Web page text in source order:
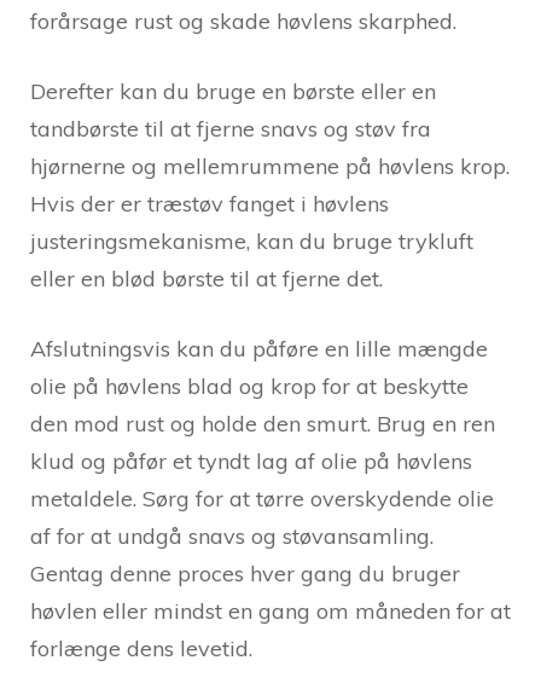
forårsage rust og skade høvlens skarphed.
Derefter kan du bruge en børste eller en
tandbørste til at fjerne snavs og støv fra
hjørnerne og mellemrummene på høvlens krop.
Hvis der er træstøv fanget i høvlens
justeringsmekanisme, kan du bruge trykluft
eller en blød børste til at fjerne det.
Afslutningsvis kan du påføre en lille mængde
olie på høvlens blad og krop for at beskytte
den mod rust og holde den smurt. Brug en ren
klud og påfør et tyndt lag af olie på høvlens
metaldele. Sørg for at tørre overskydende olie
af for at undgå snavs og støvansamling.
Gentag denne proces hver gang du bruger
høvlen eller mindst en gang om måneden for at
forlænge dens levetid.